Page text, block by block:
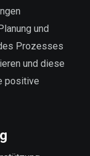
und
Prozesses
und diese
positive